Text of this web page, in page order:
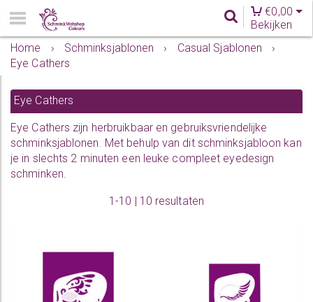
€0,00
Bekijken
Home
› Schminksjablonen › Casual Sjablonen
›
Eye Cathers
Eye Cathers
Eye Cathers zijn herbruikbaar en gebruiksvriendelijke
schminksjablonen. Met behulp van dit schminksjabloon kan
je in slechts 2 minuten een leuke compleet eyedesign
schminken.
1-10 | 10 resultaten